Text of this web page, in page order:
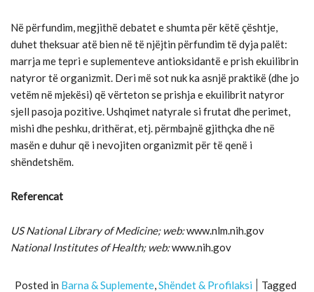
Në përfundim, megjithë debatet e shumta për këtë çështje,
duhet theksuar atë bien në të njëjtin përfundim të dyja palët:
marrja me tepri e suplementeve antioksidantë e prish ekuilibrin
natyror të organizmit. Deri më sot nuk ka asnjë praktikë (dhe jo
vetëm në mjekësi) që vërteton se prishja e ekuilibrit natyror
sjell pasoja pozitive. Ushqimet natyrale si frutat dhe perimet,
mishi dhe peshku, drithërat, etj. përmbajnë gjithçka dhe në
masën e duhur që i nevojiten organizmit për të qenë i
shëndetshëm.
Referencat
US National Library of Medicine; web:www.nlm.nih.gov
National Institutes of Health; web:www.nih.gov
Posted in Barna & Suplemente,Shëndet & Profilaksi
Tagged